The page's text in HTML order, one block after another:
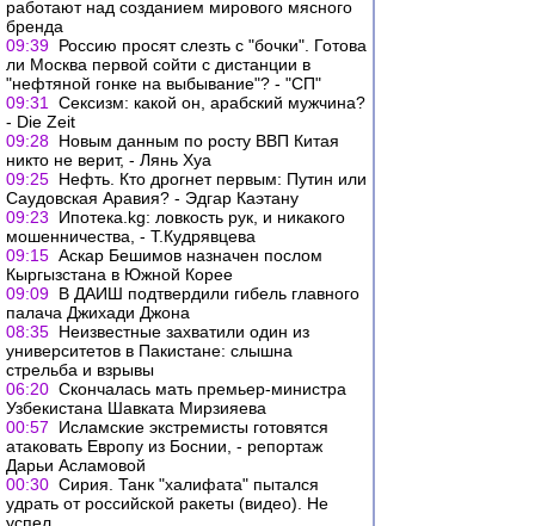
работают над созданием мирового мясного
бренда
09:39 Россию просят слезть с "бочки". Готова
ли Москва первой сойти с дистанции в
"нефтяной гонке на выбывание"? - "СП"
09:31
Сексизм: какой он, арабский мужчина?
- Die Zeit
09:28 Новым данным по росту ВВП Китая
никто не верит, - Лянь Хуа
09:25 Нефть. Кто дрогнет первым: Путин или
Саудовская Аравия? - Эдгар Каэтану
09:23
Ипотека.kg: ловкость рук, и никакого
мошенничества, - Т.Кудрявцева
09:15 Аскар Бешимов назначен послом
Кыргызстана в Южной Корее
09:09 В ДАИШ подтвердили гибель главного
палача Джихади Джона
08:35 Неизвестные захватили один из
университетов в Пакистане: слышна
стрельба и взрывы
06:20 Скончалась мать премьер-министра
Узбекистана Шавката Мирзияева
00:57
Исламские экстремисты готовятся
атаковать Европу из Боснии, - репортаж
Дарьи Асламовой
00:30 Сирия. Танк "халифата" пытался
удрать от российской ракеты (видео). Не